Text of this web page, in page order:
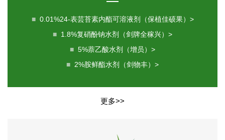
■ 0.01%24-表芸苔素内酯可溶液剂（保植佳硕果）>
■ 1.8%复硝酚钠水剂（剑牌全稼兴）>
■ 5%萘乙酸水剂（增员）>
■ 2%胺鲜酯水剂（剑物丰）>
更多>>